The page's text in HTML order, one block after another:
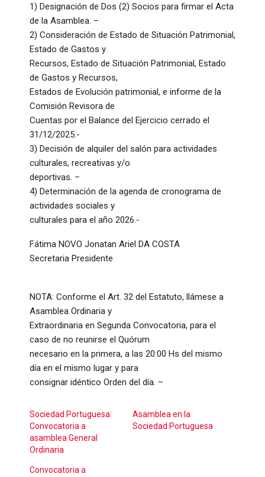
1) Designación de Dos (2) Socios para firmar el Acta
de la Asamblea. –
2) Consideración de Estado de Situación Patrimonial,
Estado de Gastos y
Recursos, Estado de Situación Patrimonial, Estado
de Gastos y Recursos,
Estados de Evolución patrimonial, e informe de la
Comisión Revisora de
Cuentas por el Balance del Ejercicio cerrado el
31/12/2025.-
3) Decisión de alquiler del salón para actividades
culturales, recreativas y/o
deportivas. –
4) Determinación de la agenda de cronograma de
actividades sociales y
culturales para el año 2026.-
Fátima NOVO Jonatan Ariel DA COSTA
Secretaria Presidente
NOTA: Conforme el Art. 32 del Estatuto, llámese a
Asamblea Ordinaria y
Extraordinaria en Segunda Convocatoria, para el
caso de no reunirse el Quórum
necesario en la primera, a las 20:00 Hs del mismo
día en el mismo lugar y para
consignar idéntico Orden del día. –
Sociedad Portuguesa:
Convocatoria a
asamblea General
Ordinaria
Asamblea en la
Sociedad Portuguesa
Convocatoria a